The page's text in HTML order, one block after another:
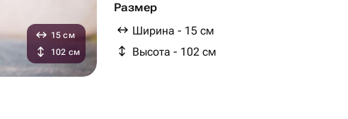
Размер
Ширина - 15 см
Высота - 102 см
15 см
102 см